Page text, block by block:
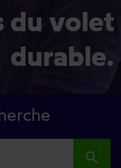
durable.
search